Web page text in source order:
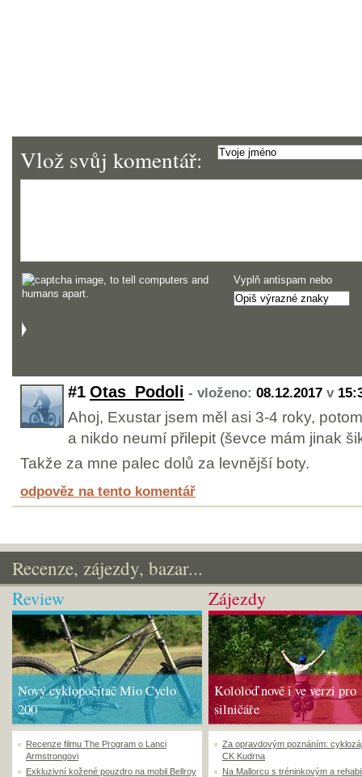
Vlož svůj komentář:
Vyplň antispam nebo
#1 Otas_Podoli - vloženo: 08.12.2017 v
Ahoj, Exustar jsem měl asi 3-4 roky,
a nikdo neumí přilepit (ševce mám jinak
Takže za mne palec dolů za levnější boty.
odpověz na tento komentář
Recenze, zájezdy, bazar...
Review
Nový cyklopočítač Mio Cyclo
200
Recenze filmu The Program o Lanci
Armstrongovi
Exkluzivní kožené pouzdro na mobil Bellroy
Zájezdy
Kololoď nově i ve verzi pro
silničáře
Za opravdovým poznáním:
CK Kudrna
Na Mallorcu s tréninkovým a